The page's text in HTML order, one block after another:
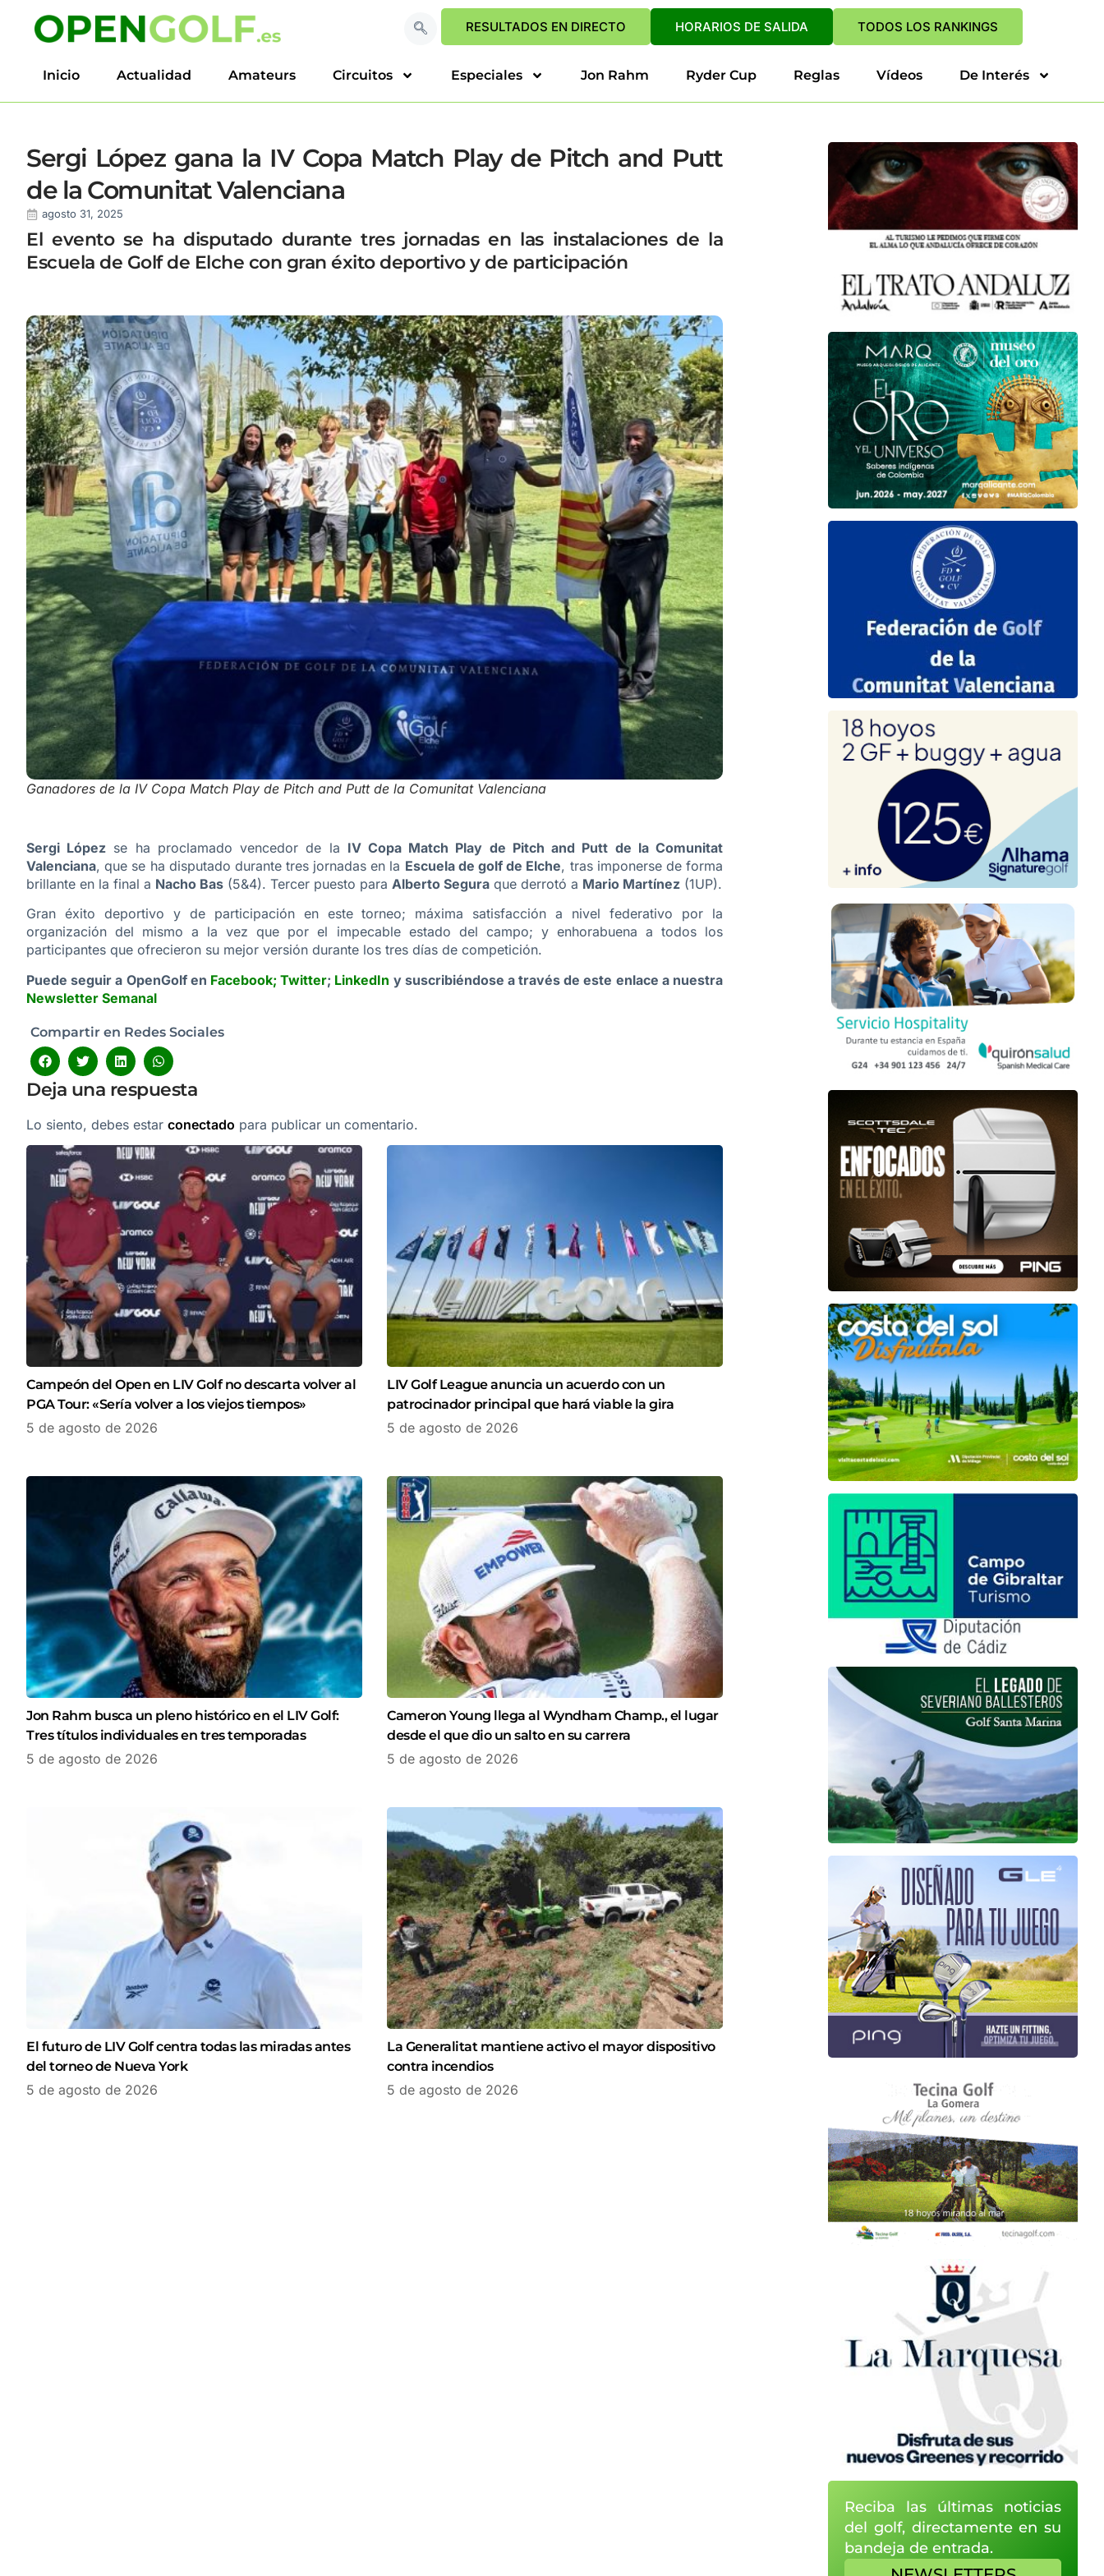
RESULTADOS EN DIRECTO HORARIOS DE SALIDA TODOS LOS RANKINGS
Inicio Actualidad Amateurs Circuitos Especiales Jon Rahm Ryder Cup Reglas Vídeos De Interés
Sergi López gana la IV Copa Match Play de Pitch and Putt
de la Comunitat Valenciana
agosto 31, 2025
El evento se ha disputado durante tres jornadas en las instalaciones de la
Escuela de Golf de Elche con gran éxito deportivo y de participación
Ganadores de la IV Copa Match Play de Pitch and Putt de la Comunitat Valenciana
Sergi López se ha proclamado vencedor de la IV Copa Match Play de Pitch and Putt de la Comunitat
Valenciana, que se ha disputado durante tres jornadas en la Escuela de golf de Elche, tras imponerse de forma
brillante en la final a Nacho Bas (5&4). Tercer puesto para Alberto Segura que derrotó a Mario Martínez (1UP).
Gran éxito deportivo y de participación en este torneo; máxima satisfacción a nivel federativo por la
organización del mismo a la vez que por el impecable estado del campo; y enhorabuena a todos los
participantes que ofrecieron su mejor versión durante los tres días de competición.
Puede seguir a OpenGolf en Facebook; Twitter; LinkedIn y suscribiéndose a través de este enlace a nuestra
Newsletter Semanal
Compartir en Redes Sociales
Deja una respuesta
Lo siento, debes estar conectado para publicar un comentario.
Campeón del Open en LIV Golf no descarta volver al
PGA Tour: «Sería volver a los viejos tiempos»
5 de agosto de 2026
LIV Golf League anuncia un acuerdo con un
patrocinador principal que hará viable la gira
5 de agosto de 2026
Jon Rahm busca un pleno histórico en el LIV Golf:
Tres títulos individuales en tres temporadas
5 de agosto de 2026
Cameron Young llega al Wyndham Champ., el lugar
desde el que dio un salto en su carrera
5 de agosto de 2026
El futuro de LIV Golf centra todas las miradas antes
del torneo de Nueva York
5 de agosto de 2026
La Generalitat mantiene activo el mayor dispositivo
contra incendios
5 de agosto de 2026
Reciba las últimas noticias
del golf, directamente en su
bandeja de entrada.